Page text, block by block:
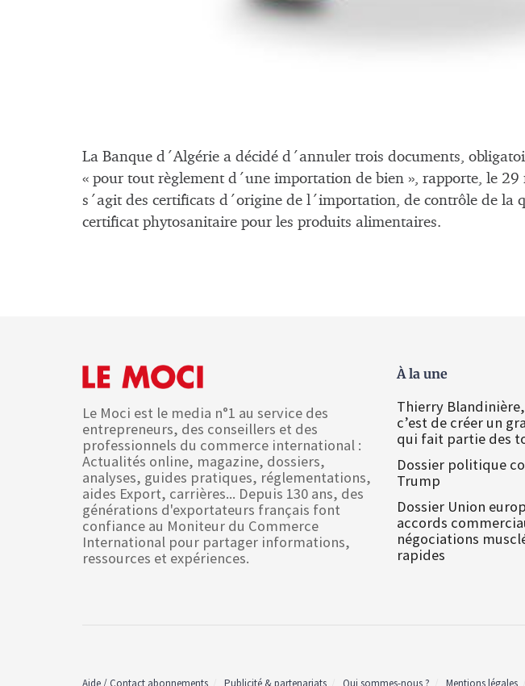
La Banque d´Algérie a décidé d´annuler trois documents,
« pour tout règlement d´une importation de bien », rapporte, le 29
s´agit des certificats d´origine de l´importation, de contrôle de la
certificat phytosanitaire pour les produits alimentaires.
Le Moci est le media n°1 au service des
entrepreneurs, des conseillers et des
professionnels du commerce international :
Actualités online, magazine, dossiers,
analyses, guides pratiques, réglementations,
aides Export, carrières... Depuis 130 ans, des
générations d'exportateurs français font
confiance au Moniteur du Commerce
International pour partager informations,
ressources et expériences.
À la une
Thierry
c’est de créer un
qui fait partie des
Dossier politique
Trump
Dossier Union
accords
négociations
rapides